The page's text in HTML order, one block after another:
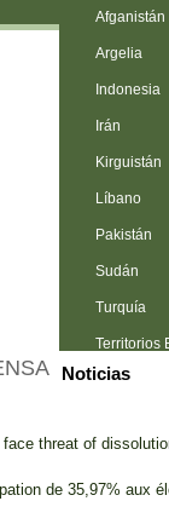
Afganistán
Argelia
Indonesia
Irán
Kirguistán
Líbano
Pakistán
Sudán
Turquía
Territorios
Noticias
threat of
de 35,97% aux